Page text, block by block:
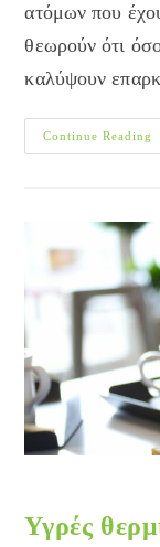
ατόμων που
θεωρούν ότι
καλύψουν
Continue Reading
Υγρές